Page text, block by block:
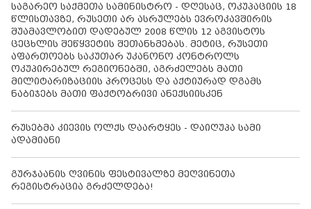
საგარეო საქმეთა სამინისტრო - დღესაც, ოკუპაციის 18
წლისთავზე, რუსეთი არ ასრულებს ევროკავშირის
შუამავლობით დადებულ 2008 წლის 12 აგვისტოს
ცეცხლის შეწყვეტის შეთანხმებას. მეტიც, რუსეთი
აფართოებს საკუთარ უკანონო კონტროლს
ოკუპირებულ რეგიონებში, აგრძელებს მათი
მილიტარიზაციის პროცესს და აქტიურად დგამს
ნაბიჯებს მათი ფაქტობრივი ანექსიისკენ
რუსებმა კიევის ოლქს დაარტყეს - დაიღუპა სამი
ადამიანი
გურჯაანის ღვინის ფესტივალზე მეღვინეთა
რეგისტრაცია გრძელდება!